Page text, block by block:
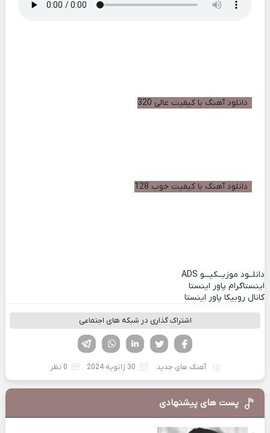
دانلود آهنگ با کیفیت عالی 320
دانلود آهنگ با کیفیت خوب 128
دانلــود موزیــکیـــو ADS
اینستاگرام پاور اینستا
کانال روبیکا پاور اینستا
اشتراک گذاری در شبکه های اجتماعی
لینکدین تویتر
فیسوک
آهنگ های جدید 30 ژانویه 2024 0 نظر
پست های پیشنهادی